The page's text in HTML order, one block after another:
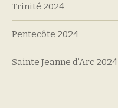
Trinité 2024
Pentecôte 2024
Sainte Jeanne d’Arc 2024